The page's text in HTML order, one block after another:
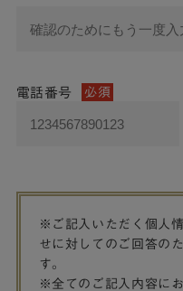
電話番号 必須
※ご記入いただく個人
せに対してのご回答の
す。
※全てのご記入内容に